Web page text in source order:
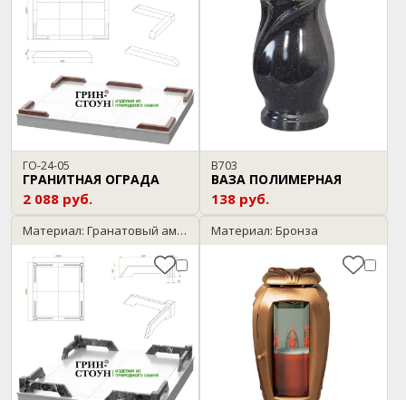
ГО-24-05
ГРАНИТНАЯ ОГРАДА
2 088 руб.
В703
ВАЗА ПОЛИМЕРНАЯ
138 руб.
Материал: Гранатовый амфиболит Материал: Бронза